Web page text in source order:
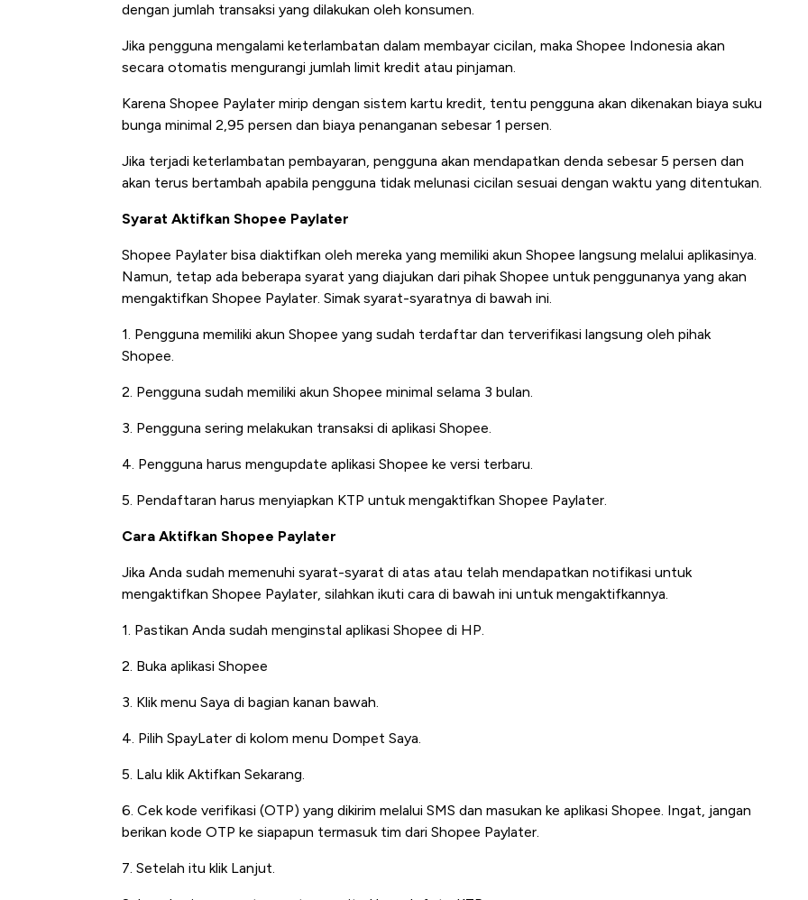
dengan jumlah transaksi yang dilakukan oleh konsumen.
Jika pengguna mengalami keterlambatan dalam membayar cicilan, maka Shopee Indonesia akan
secara otomatis mengurangi jumlah limit kredit atau pinjaman.
Karena Shopee Paylater mirip dengan sistem kartu kredit, tentu pengguna akan dikenakan biaya suku
bunga minimal 2,95 persen dan biaya penanganan sebesar 1 persen.
Jika terjadi keterlambatan pembayaran, pengguna akan mendapatkan denda sebesar 5 persen dan
akan terus bertambah apabila pengguna tidak melunasi cicilan sesuai dengan waktu yang ditentukan.
Syarat Aktifkan Shopee Paylater
Shopee Paylater bisa diaktifkan oleh mereka yang memiliki akun Shopee langsung melalui aplikasinya.
Namun, tetap ada beberapa syarat yang diajukan dari pihak Shopee untuk penggunanya yang akan
mengaktifkan Shopee Paylater. Simak syarat-syaratnya di bawah ini.
1. Pengguna memiliki akun Shopee yang sudah terdaftar dan terverifikasi langsung oleh pihak
Shopee.
2. Pengguna sudah memiliki akun Shopee minimal selama 3 bulan.
3. Pengguna sering melakukan transaksi di aplikasi Shopee.
4. Pengguna harus mengupdate aplikasi Shopee ke versi terbaru.
5. Pendaftaran harus menyiapkan KTP untuk mengaktifkan Shopee Paylater.
Cara Aktifkan Shopee Paylater
Jika Anda sudah memenuhi syarat-syarat di atas atau telah mendapatkan notifikasi untuk
mengaktifkan Shopee Paylater, silahkan ikuti cara di bawah ini untuk mengaktifkannya.
1. Pastikan Anda sudah menginstal aplikasi Shopee di HP.
2. Buka aplikasi Shopee
3. Klik menu Saya di bagian kanan bawah.
4. Pilih SpayLater di kolom menu Dompet Saya.
5. Lalu klik Aktifkan Sekarang.
6. Cek kode verifikasi (OTP) yang dikirim melalui SMS dan masukan ke aplikasi Shopee. Ingat, jangan
berikan kode OTP ke siapapun termasuk tim dari Shopee Paylater.
7. Setelah itu klik Lanjut.